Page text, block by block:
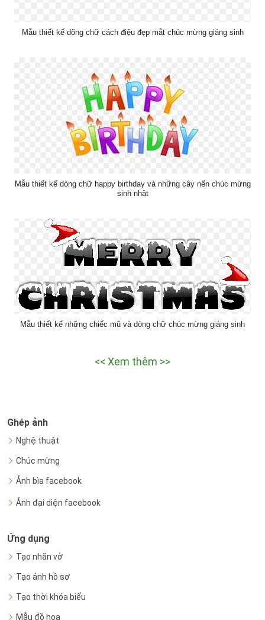
Mẫu thiết kế dõng chữ cách điệu đẹp mắt chúc mừng giáng sinh
Mẫu thiết kế dòng chữ happy birthday và những cây nến chúc mừng
sinh nhật
Mẫu thiết kế những chiếc mũ và dòng chữ chúc mừng giáng sinh
<< Xem thêm >>
Ghép ảnh
Nghệ thuật
Chúc mừng
Ảnh bìa facebook
Ảnh đại diện facebook
Ứng dụng
Tạo nhãn vở
Tạo ảnh hồ sơ
Tạo thời khóa biểu
Mẫu đồ họa